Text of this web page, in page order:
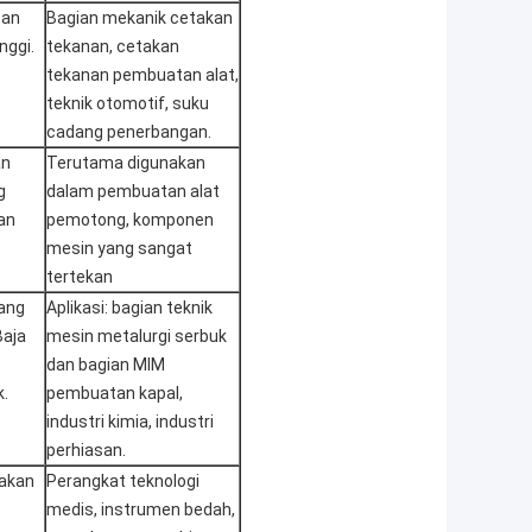
Bagian mekanik cetakan
tekanan, cetakan
tekanan pembuatan alat,
teknik otomotif, suku
cadang penerbangan.
Terutama digunakan
dalam pembuatan alat
pemotong, komponen
mesin yang sangat
tertekan
Aplikasi: bagian teknik
mesin metalurgi serbuk
dan bagian MIM
pembuatan kapal,
industri kimia, industri
perhiasan.
Perangkat teknologi
medis, instrumen bedah,